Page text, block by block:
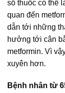
số thuốc có thể
quan đến
dẫn tới những
hưởng tới cân
metformin. Vì
xuyên hơn.
Bệnh nhân từ